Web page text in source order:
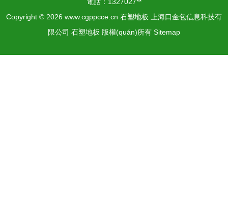
Copyright © 2026 www.cgppcce.cn 石塑地板
上海口金包信息科技有
限公司 石塑地板 版權(quán)所有 Sitemap